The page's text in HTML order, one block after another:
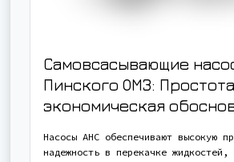
Самовсасывающие
Пинского ОМЗ:
экономическая
Насосы АНС обеспечивают высокую
надежность в перекачке жидкостей,